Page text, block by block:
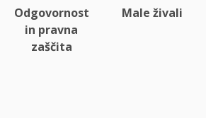
Odgovornost
in pravna
zaščita
Male živali